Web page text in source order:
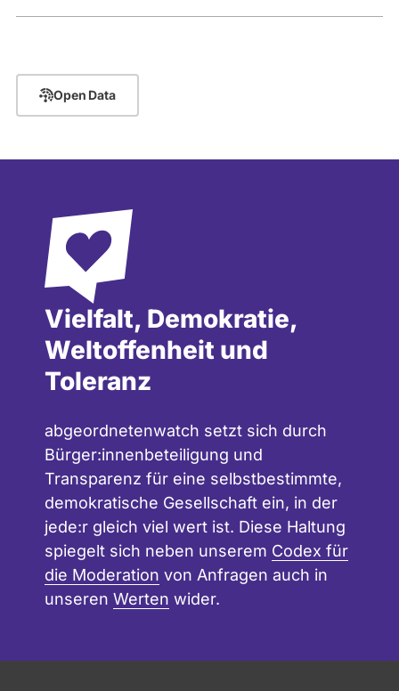
Open Data
Vielfalt, Demokratie,
Weltoffenheit und
Toleranz
abgeordnetenwatch setzt sich durch
Bürger:innenbeteiligung und
Transparenz für eine selbstbestimmte,
demokratische Gesellschaft ein, in der
jede:r gleich viel wert ist. Diese Haltung
spiegelt sich neben unserem Codex für
die Moderation von Anfragen auch in
unseren Werten wider.